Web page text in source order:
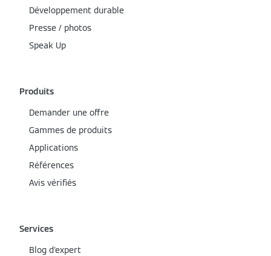
Développement durable
Presse / photos
Speak Up
Produits
Demander une offre
Gammes de produits
Applications
Références
Avis vérifiés
Services
Blog d'expert